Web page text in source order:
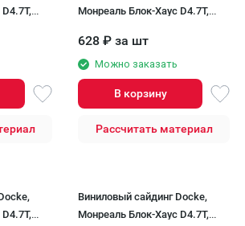
Монреаль Блок-Хаус D4.7T,
628 ₽ за шт
Можно заказать
В корзину
Рассчитать материал
Виниловый сайдинг Docke,
Монреаль Блок-Хаус D4.7T,